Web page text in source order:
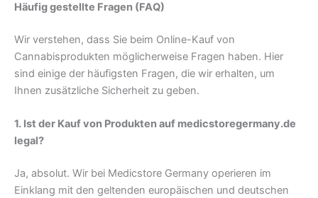
Häufig gestellte Fragen (FAQ)
Wir verstehen, dass Sie beim Online-Kauf von
Cannabisprodukten möglicherweise Fragen haben. Hier
sind einige der häufigsten Fragen, die wir erhalten, um
Ihnen zusätzliche Sicherheit zu geben.
1. Ist der Kauf von Produkten auf medicstoregermany.de
legal?
Ja, absolut. Wir bei Medicstore Germany operieren im
Einklang mit den geltenden europäischen und deutschen